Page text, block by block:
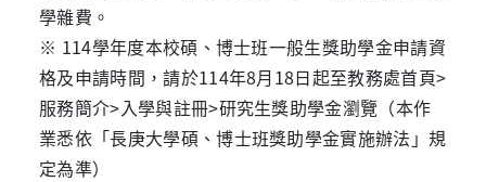
學雜費。
※ 114學年度本校碩、博士班一般生獎助學金申請資
格及申請時間，請於114年8月18日起至教務處首頁>
服務簡介>入學與註冊>研究生獎助學金瀏覽（本作
業悉依「長庚大學碩、博士班獎助學金實施辦法」規
定為準）